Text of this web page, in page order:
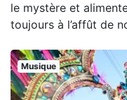
le mystère et
toujours à l’affût de
Musique